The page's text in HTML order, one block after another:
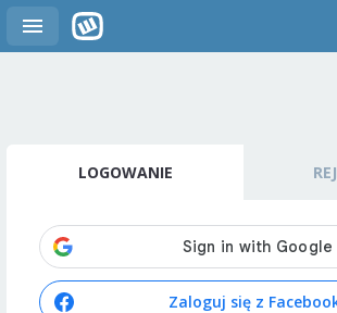
LOGOWANIE
Zaloguj się z